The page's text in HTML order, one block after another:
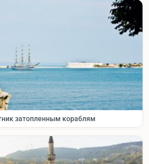
затопленным кораблям